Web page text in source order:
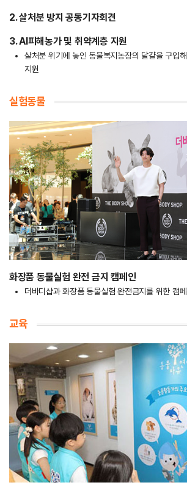
2. 살처분 방지 공동기자회견
3. AI피해농가 및 취약계층 지원
살처분 위기에 놓인 동물복지농장의 달걀을 구입
지원
실험동물
화장품 동물실험 완전 금지 캠페인
더바디샵과 화장품 동물실험 완전금지를 위한 캠
교육